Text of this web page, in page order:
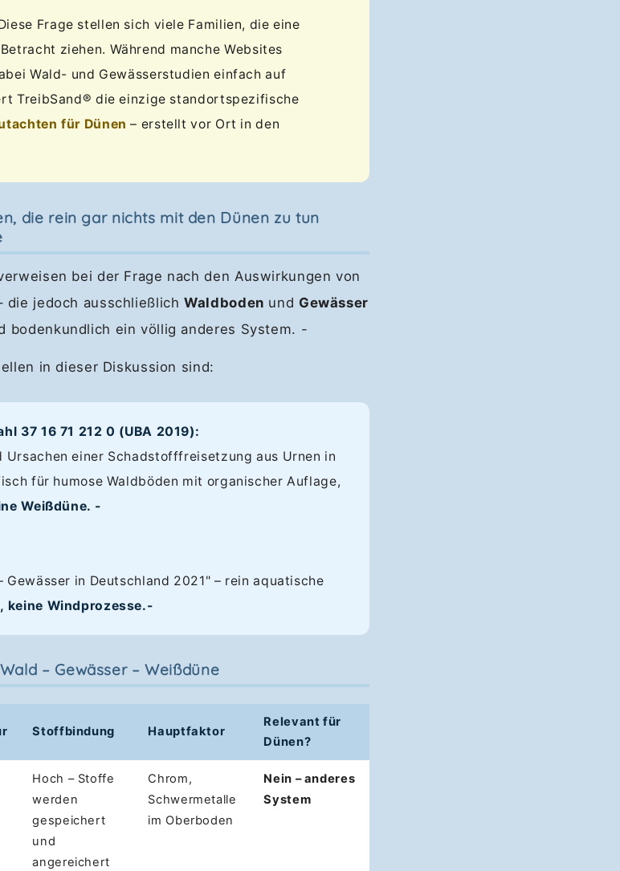
Frage stellen sich viele Familien, die eine
ziehen. Während manche Websites
Wald- und Gewässerstudien einfach auf
TreibSand® die einzige standortspezifische
für Dünen – erstellt vor Ort in den
die rein gar nichts mit den Dünen zu tun
bei der Frage nach den Auswirkungen von
die jedoch ausschließlichWaldboden und Gewässer
bodenkundlich ein völlig anderes System. -
in dieser Diskussion sind:
37 16 71 212 0 (UBA 2019):
Ursachen einer Schadstofffreisetzung aus Urnen in
für humose Waldböden mit organischer Auflage,
Weißdüne. -
Gewässer in Deutschland 2021" – rein aquatische
keine Windprozesse.-
– Gewässer – Weißdüne
Stoffbindung Hauptfaktor
Relevant für
Dünen?
Hoch – Stoffe
werden
gespeichert
und
angereichert
Chrom,
Schwermetalle
im Oberboden
Nein – anderes
System